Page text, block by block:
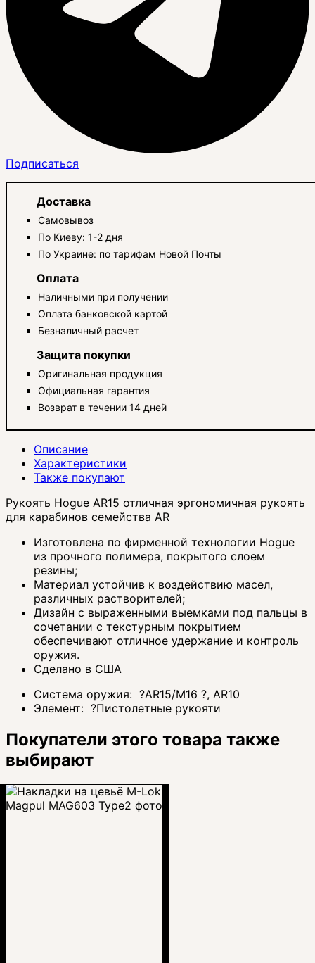
Подписаться
Доставка
Самовывоз
По Киеву: 1-2 дня
По Украине: по тарифам Новой Почты
Оплата
Наличными при получении
Оплата банковской картой
Безналичный расчет
Защита покупки
Оригинальная продукция
Официальная гарантия
Возврат в течении 14 дней
Описание
Характеристики
Также покупают
Рукоять Hogue AR15 отличная эргономичная рукоять
для карабинов семейства AR
Изготовлена по фирменной технологии Hogue
из прочного полимера, покрытого слоем
резины;
Материал устойчив к воздействию масел,
различных растворителей;
Дизайн с выраженными выемками под пальцы в
сочетании с текстурным покрытием
обеспечивают отличное удержание и контроль
оружия.
Сделано в США
Система оружия: ?AR15/M16 ?, AR10
Элемент: ?Пистолетные рукояти
Покупатели этого товара также
выбирают